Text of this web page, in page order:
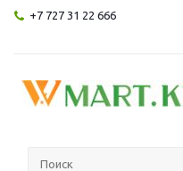
+7 727 31 22 666